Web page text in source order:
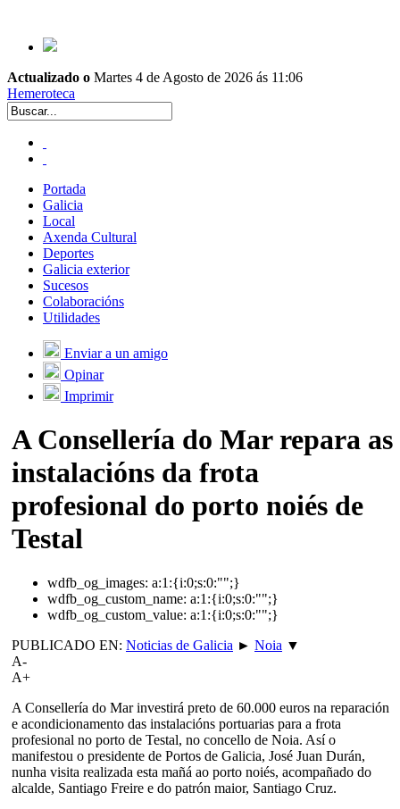
Actualizado o Martes 4 de Agosto de 2026 ás 11:06
Hemeroteca
Portada
Galicia
Local
Axenda Cultural
Deportes
Galicia exterior
Sucesos
Colaboracións
Utilidades
Enviar a un amigo
Opinar
Imprimir
A Consellería do Mar repara as
instalacións da frota
profesional do porto noiés de
Testal
wdfb_og_images: a:1:{i:0;s:0:"";}
wdfb_og_custom_name: a:1:{i:0;s:0:"";}
wdfb_og_custom_value: a:1:{i:0;s:0:"";}
PUBLICADO EN: Noticias de Galicia ► Noia ▼
A-
A+
A Consellería do Mar investirá preto de 60.000 euros na reparación
e acondicionamento das instalacións portuarias para a frota
profesional no porto de Testal, no concello de Noia. Así o
manifestou o presidente de Portos de Galicia, José Juan Durán,
nunha visita realizada esta mañá ao porto noiés, acompañado do
alcalde, Santiago Freire e do patrón maior, Santiago Cruz.